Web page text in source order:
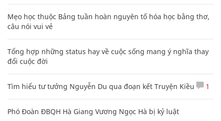
Mẹo học thuộc Bảng tuần hoàn nguyên tố hóa học bằng thơ,
câu nói vui vẻ
Tổng hợp những status hay về cuộc sống mang ý nghĩa thay
đổi cuộc đời
Tìm hiểu tư tưởng Nguyễn Du qua đoạn kết Truyện Kiều 1
Phó Đoàn ĐBQH Hà Giang Vương Ngọc Hà bị kỷ luật